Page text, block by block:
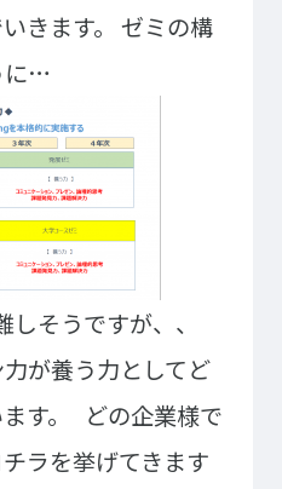
アクセス
ジ
情報公開・シラバス
校
建築学科
インテリアデザイン科
情報システム科
電気電子学科
航空学科
法律情報科
きます。 ゼミの構
に…
そうですが、、
が養う力としてど
す。
どの企業様で
ラを挙げてきます